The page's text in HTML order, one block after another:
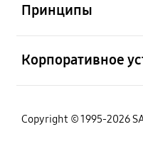
Принципы
Корпоративное
Copyright © 1995-2026